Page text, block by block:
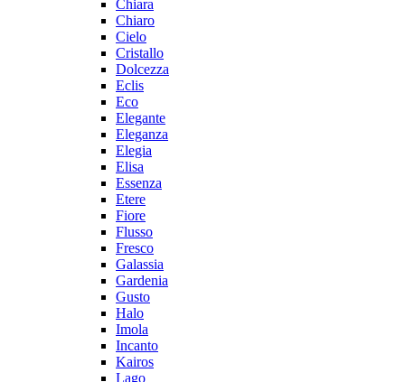
Chiara
Chiaro
Cielo
Cristallo
Dolcezza
Eclis
Eco
Elegante
Eleganza
Elegia
Elisa
Essenza
Etere
Fiore
Flusso
Fresco
Galassia
Gardenia
Gusto
Halo
Imola
Incanto
Kairos
Lago